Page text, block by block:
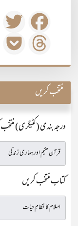
منتخب کریں
درجہ بندی (کٹیگری)
کتاب منتخب کریں